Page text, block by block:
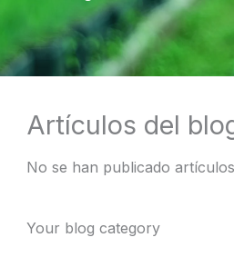
Artículos del
No se han publicado
Your blog category